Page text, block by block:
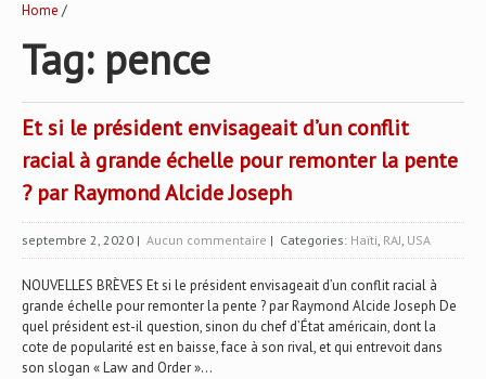
Home /
Tag: pence
Et si le président envisageait d’un conflit
racial à grande échelle pour remonter la pente
? par Raymond Alcide Joseph
septembre 2, 2020 | Aucun commentaire | Categories: Haïti, RAJ, USA
NOUVELLES BRÈVES Et si le président envisageait d’un conflit racial à
grande échelle pour remonter la pente ? par Raymond Alcide Joseph De
quel président est-il question, sinon du chef d’État américain, dont la
cote de popularité est en baisse, face à son rival, et qui entrevoit dans
son slogan « Law and Order »...